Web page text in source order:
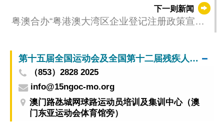
下一则新闻
粤澳合办“粤港澳大湾区企业登记注册政策宣讲
第十五届全国运动会及全国第十二届残疾人运动会暨第九届特殊奥林匹克运动会澳门赛区筹备办公室
（853）2828 2025
info@15ngoc-mo.org
澳门路氹城网球路运动员培训及集训中心（澳
门东亚运动会体育馆旁）